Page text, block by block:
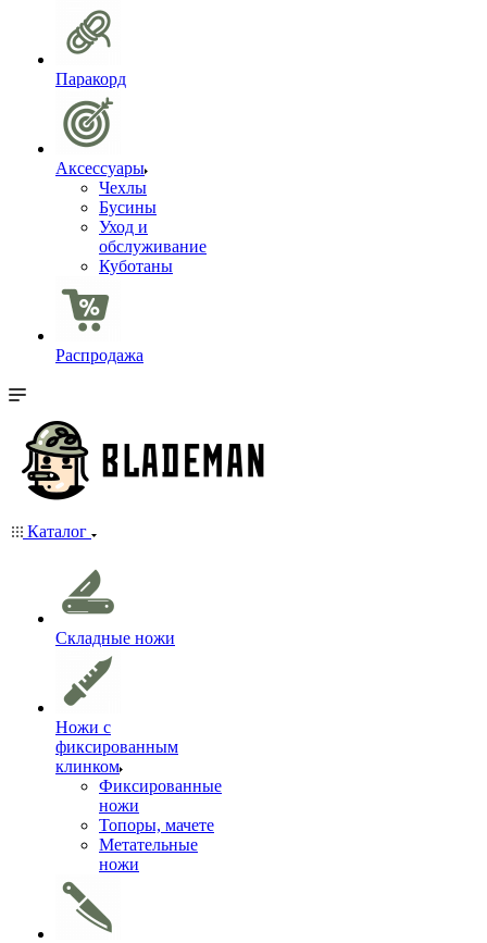
Паракорд
Аксессуары
Чехлы
Бусины
Уход и
обслуживание
Куботаны
Распродажа
Каталог
Складные ножи
Ножи с
фиксированным
клинком
Фиксированные
ножи
Топоры, мачете
Метательные
ножи